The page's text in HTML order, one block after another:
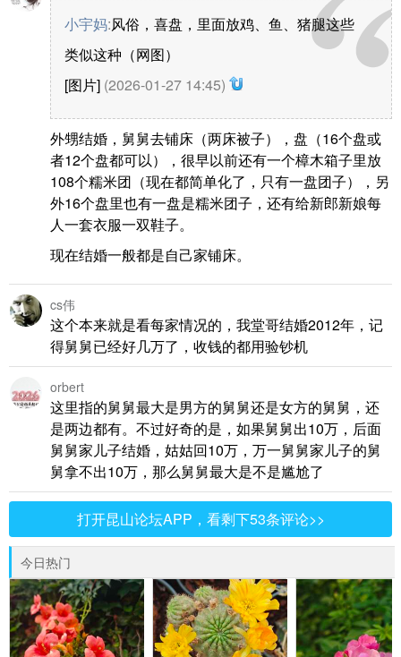
小宇妈:风俗，喜盘，里面放鸡、鱼、猪腿这些
类似这种（网图）
[图片] (2026-01-27 14:45)
外甥结婚，舅舅去铺床（两床被子），盘（16个盘或
者12个盘都可以），很早以前还有一个樟木箱子里放
108个糯米团（现在都简单化了，只有一盘团子），另
外16个盘里也有一盘是糯米团子，还有给新郎新娘每
人一套衣服一双鞋子。
现在结婚一般都是自己家铺床。
cs伟
这个本来就是看每家情况的，我堂哥结婚2012年，记
得舅舅已经好几万了，收钱的都用验钞机
orbert
这里指的舅舅最大是男方的舅舅还是女方的舅舅，还
是两边都有。不过好奇的是，如果舅舅出10万，后面
舅舅家儿子结婚，姑姑回10万，万一舅舅家儿子的舅
舅拿不出10万，那么舅舅最大是不是尴尬了
打开昆山论坛APP，看剩下53条评论>>
今日热门